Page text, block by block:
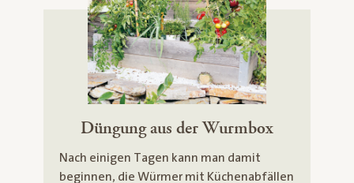
Düngung aus der Wurmbox
Nach einigen Tagen kann man damit
beginnen, die Würmer mit Küchenabfällen